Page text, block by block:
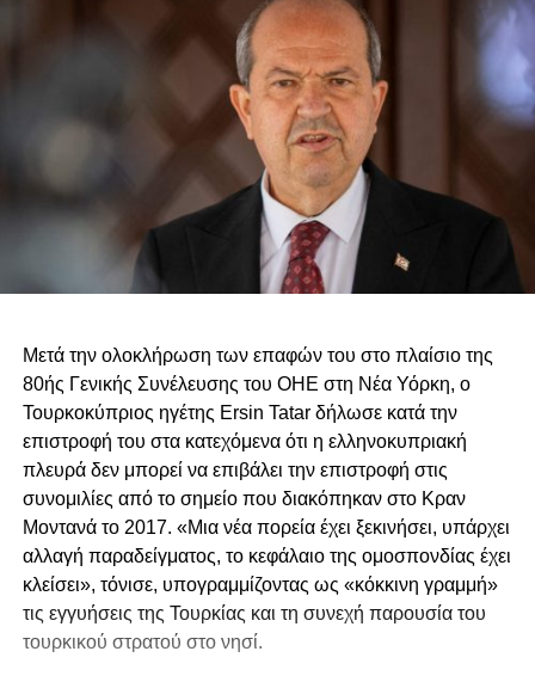
Μετά την ολοκλήρωση των επαφών του στο πλαίσιο της
80ής Γενικής Συνέλευσης του ΟΗΕ στη Νέα Υόρκη, ο
Τουρκοκύπριος ηγέτης Ersin Tatar δήλωσε κατά την
επιστροφή του στα κατεχόμενα ότι η ελληνοκυπριακή
πλευρά δεν μπορεί να επιβάλει την επιστροφή στις
συνομιλίες από το σημείο που διακόπηκαν στο Κραν
Μοντανά το 2017. «Μια νέα πορεία έχει ξεκινήσει, υπάρχει
αλλαγή παραδείγματος, το κεφάλαιο της ομοσπονδίας έχει
κλείσει», τόνισε, υπογραμμίζοντας ως «κόκκινη γραμμή»
τις εγγυήσεις της Τουρκίας και τη συνεχή παρουσία του
τουρκικού στρατού στο νησί.